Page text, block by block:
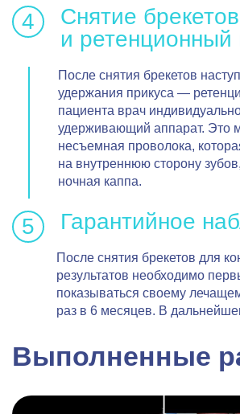
Снятие брекетов
и ретенционный
После снятия брекетов
удержания прикуса —
пациента врач
удерживающий аппарат. Это
несъемная проволока,
на внутреннюю сторону
ночная каппа.
Гарантийное
После снятия брекетов для
результатов необходимо
показываться своему
раз в 6 месяцев. В
Выполненные